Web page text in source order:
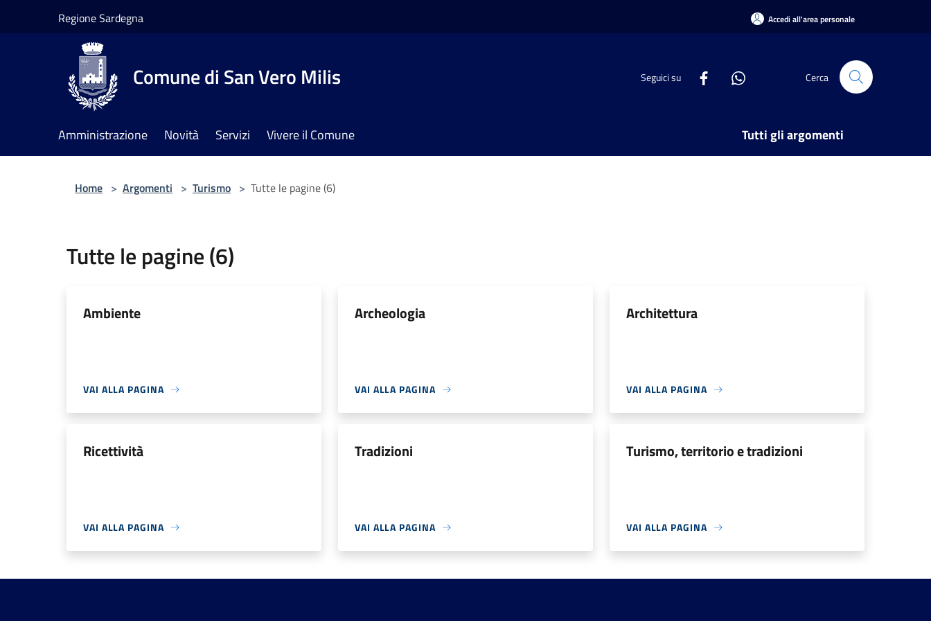
Regione Sardegna Accedi all'area personale
Comune di San Vero Milis Seguici su Cerca
Amministrazione Novità Servizi Vivere il Comune Tutti gli argomenti
Home > Argomenti > Turismo > Tutte le pagine (6)
Tutte le pagine (6)
Ambiente
VAI ALLA PAGINA
Archeologia
VAI ALLA PAGINA
Architettura
VAI ALLA PAGINA
Ricettività
VAI ALLA PAGINA
Tradizioni
VAI ALLA PAGINA
Turismo, territorio e tradizioni
VAI ALLA PAGINA